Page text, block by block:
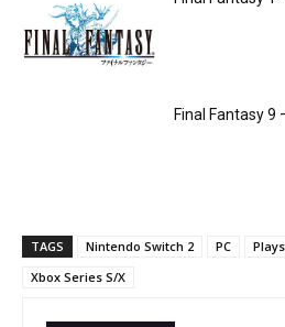
Final Fantasy 9
TAGS Nintendo Switch 2 PC
Xbox Series S/X